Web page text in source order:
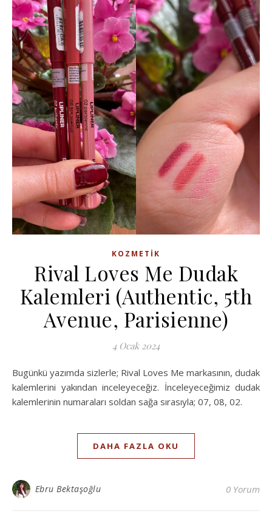
KOZMETIK
Rival Loves Me Dudak
Kalemleri (Authentic, 5th
Avenue, Parisienne)
4 Ocak 2024
Bugünkü yazımda sizlerle; Rival Loves Me markasının, dudak
kalemlerini yakından inceleyeceğiz. İnceleyeceğimiz dudak
kalemlerinin numaraları soldan sağa sırasıyla; 07, 08, 02.
DAHA FAZLA OKU
Ebru Bektaşoğlu 0 Yorum